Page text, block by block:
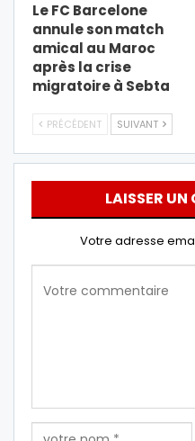
Le FC Barcelone
annule son match
amical au Maroc
après la crise
migratoire à Sebta
PRÉCÉDENT SUIVANT
LAISSER
Votre adresse